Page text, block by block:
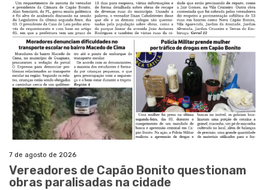
7 de agosto de 2026
Vereadores de Capão Bonito questionam
obras paralisadas na cidade